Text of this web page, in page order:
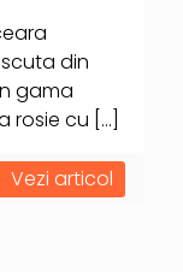
din
gama
rosie cu […]
Vezi articol